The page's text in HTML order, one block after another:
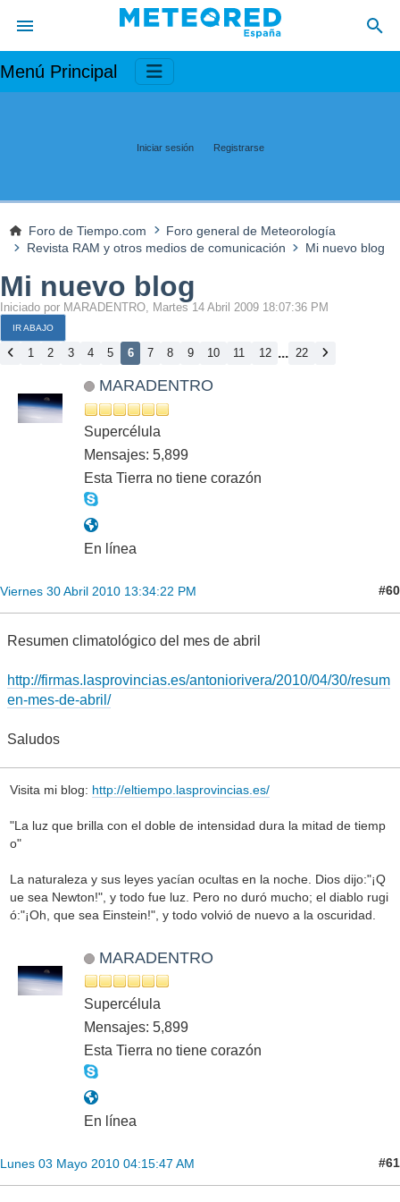
Menú Principal
Iniciar sesión Registrarse
Foro de Tiempo.com
Foro general de Meteorología
Revista RAM y otros medios de comunicación
Mi nuevo blog
Mi nuevo blog
Iniciado por MARADENTRO, Martes 14 Abril 2009 18:07:36 PM
IR ABAJO
1 2 3 4 5 6 7 8 9 10 11 12 ... 22
MARADENTRO
Supercélula
Mensajes: 5,899
Esta Tierra no tiene corazón
En línea
Viernes 30 Abril 2010 13:34:22 PM #60
Resumen climatológico del mes de abril
http://firmas.lasprovincias.es/antoniorivera/2010/04/30/resum
en-mes-de-abril/
Saludos
Visita mi blog: http://eltiempo.lasprovincias.es/
"La luz que brilla con el doble de intensidad dura la mitad de tiemp
o"
La naturaleza y sus leyes yacían ocultas en la noche. Dios dijo:"¡Q
ue sea Newton!", y todo fue luz. Pero no duró mucho; el diablo rugi
ó:"¡Oh, que sea Einstein!", y todo volvió de nuevo a la oscuridad.
MARADENTRO
Supercélula
Mensajes: 5,899
Esta Tierra no tiene corazón
En línea
Lunes 03 Mayo 2010 04:15:47 AM #61